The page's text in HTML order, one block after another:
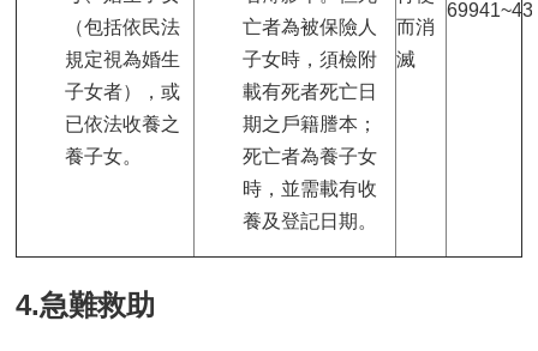
（包括依民法
規定視為婚生
子女者），或
已依法收養之
養子女。
亡者為被保險人
子女時，須檢附
載有死者死亡日
期之戶籍謄本；
死亡者為養子女
時，並需載有收
養及登記日期。
而消
滅
4.急難救助